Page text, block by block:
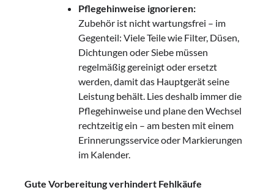
Pflegehinweise ignorieren:
Zubehör ist nicht wartungsfrei – im
Gegenteil: Viele Teile wie Filter, Düsen,
Dichtungen oder Siebe müssen
regelmäßig gereinigt oder ersetzt
werden, damit das Hauptgerät seine
Leistung behält. Lies deshalb immer die
Pflegehinweise und plane den Wechsel
rechtzeitig ein – am besten mit einem
Erinnerungsservice oder Markierungen
im Kalender.
Gute Vorbereitung verhindert Fehlkäufe